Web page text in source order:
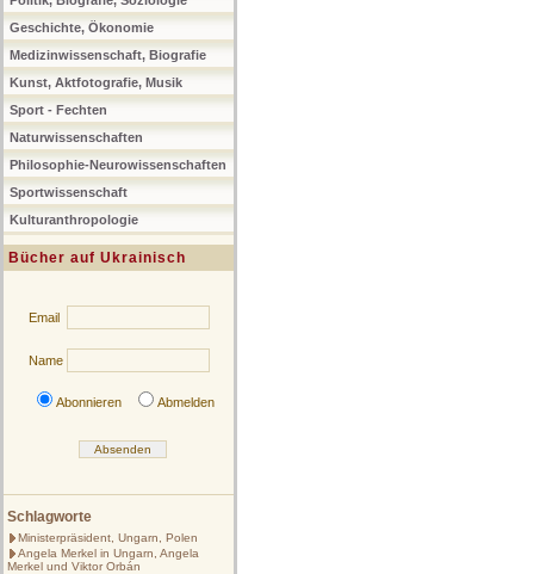
Geschichte, Ökonomie
Medizinwissenschaft, Biografie
Kunst, Aktfotografie, Musik
Sport - Fechten
Naturwissenschaften
Philosophie-Neurowissenschaften
Sportwissenschaft
Kulturanthropologie
Bücher auf Ukrainisch
Email
Name
Abonnieren Abmelden
Schlagworte
Ministerpräsident, Ungarn, Polen
Angela Merkel in Ungarn, Angela
Merkel und Viktor Orbán